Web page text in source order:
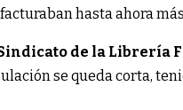
hasta ahora
de la Librería
se queda corta,